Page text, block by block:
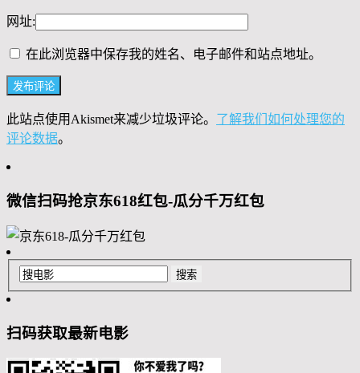
网址:
在此浏览器中保存我的姓名、电子邮件和站点地址。
此站点使用Akismet来减少垃圾评论。 了解我们如何处理您的
评论数据。
微信扫码抢京东618红包-瓜分千万红包
扫码获取最新电影